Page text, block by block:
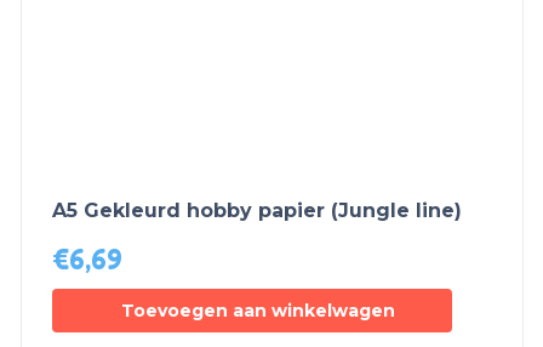
A5 Gekleurd hobby papier (Jungle line)
€6,69
Toevoegen aan winkelwagen